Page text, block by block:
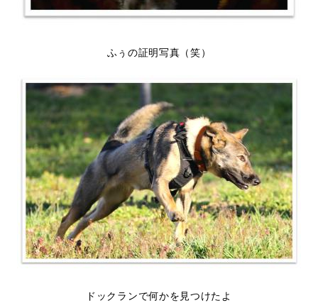
ふぅの証明写真（笑）
ドックランで何かを見つけたよ